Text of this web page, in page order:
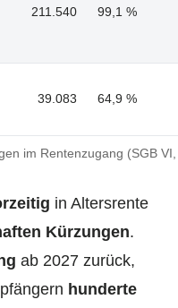
im Rentenzugang (SGB
211.540 99,1 %
39.083 64,9 %
in Altersrente
Kürzungen.
ab 2027 zurück,
hunderte